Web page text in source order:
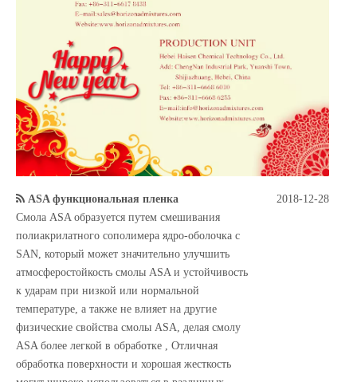
ASA функциональная пленка
Смола ASA образуется путем смешивания
полиакрилатного сополимера ядро-оболочка с
SAN, который может значительно улучшить
атмосферостойкость смолы ASA и устойчивость
к ударам при низкой или нормальной
температуре, а также не влияет на другие
физические свойства смолы ASA, делая смолу
ASA более легкой в ​​обработке , Отличная
обработка поверхности и хорошая жесткость
2018-12-28